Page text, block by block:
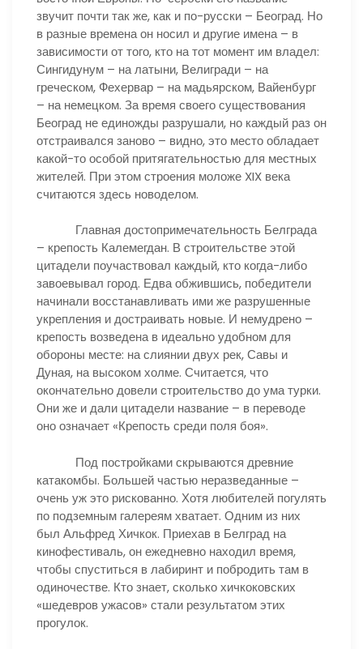
звучит почти так же, как и по-русски – Београд. Но
в разные времена он носил и другие имена – в
зависимости от того, кто на тот момент им владел:
Сингидунум – на латыни, Велигради – на
греческом, Фехервар – на мадьярском, Вайенбург
– на немецком. За время своего существования
Београд не единожды разрушали, но каждый раз он
отстраивался заново – видно, это место обладает
какой-то особой притягательностью для местных
жителей. При этом строения моложе XIX века
считаются здесь новоделом.
Главная достопримечательность Белграда
– крепость Калемегдан. В строительстве этой
цитадели поучаствовал каждый, кто когда-либо
завоевывал город. Едва обжившись, победители
начинали восстанавливать ими же разрушенные
укрепления и достраивать новые. И немудрено –
крепость возведена в идеально удобном для
обороны месте: на слиянии двух рек, Савы и
Дуная, на высоком холме. Считается, что
окончательно довели строительство до ума турки.
Они же и дали цитадели название – в переводе
оно означает «Крепость среди поля боя».
Под постройками скрываются древние
катакомбы. Большей частью неразведанные –
очень уж это рискованно. Хотя любителей погулять
по подземным галереям хватает. Одним из них
был Альфред Хичкок. Приехав в Белград на
кинофестиваль, он ежедневно находил время,
чтобы спуститься в лабиринт и побродить там в
одиночестве. Кто знает, сколько хичкоковских
«шедевров ужасов» стали результатом этих
прогулок.